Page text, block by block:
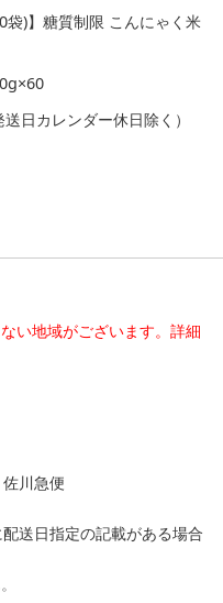
袋)】糖質制限 こんにゃく米
日カレンダー休日除く）
い地域がございます。詳細
川急便
送日指定の記載がある場合